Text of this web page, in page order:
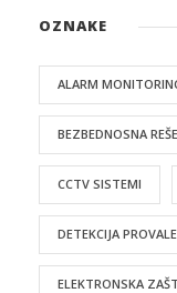
OZNAKE
ALARM
BEZBEDNOSNA
CCTV SISTEMI
DETEKCIJA PROVALE
ELEKTRONSKA